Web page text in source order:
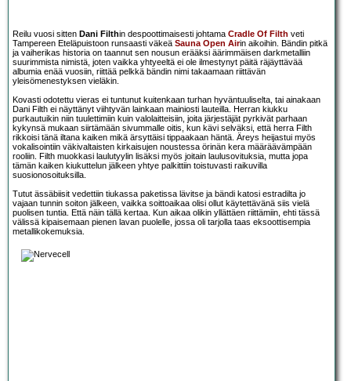
Reilu vuosi sitten Dani Filthin despoottimaisesti johtama Cradle Of Filth veti
Tampereen Eteläpuistoon runsaasti väkeä Sauna Open Airin aikoihin. Bändin pitkä
ja vaiherikas historia on taannut sen nousun erääksi äärimmäisen darkmetalliin
suurimmista nimistä, joten vaikka yhtyeeltä ei ole ilmestynyt päitä räjäyttävää
albumia enää vuosiin, riittää pelkkä bändin nimi takaamaan riittävän
yleisömenestyksen vieläkin.
Kovasti odotettu vieras ei tuntunut kuitenkaan turhan hyväntuuliselta, tai ainakaan
Dani Filth ei näyttänyt viihtyvän lainkaan mainiosti lauteilla. Herran kiukku
purkautuikin niin tuulettimiin kuin valolaitteisiin, joita järjestäjät pyrkivät parhaan
kykynsä mukaan siirtämään sivummalle oitis, kun kävi selväksi, että herra Filth
rikkoisi tänä iltana kaiken mikä ärsyttäisi tippaakaan häntä. Äreys heijastui myös
vokalisointiin väkivaltaisten kirkaisujen noustessa örinän kera määräävämpään
rooliin. Filth muokkasi laulutyylin lisäksi myös joitain laulusovituksia, mutta jopa
tämän kaiken kiukuttelun jälkeen yhtye palkittiin toistuvasti raikuvilla
suosionosoituksilla.
Tutut ässäbiisit vedettiin tiukassa paketissa lävitse ja bändi katosi estradilta jo
vajaan tunnin soiton jälkeen, vaikka soittoaikaa olisi ollut käytettävänä siis vielä
puolisen tuntia. Että näin tällä kertaa. Kun aikaa olikin yllättäen riittämiin, ehti tässä
välissä kipaisemaan pienen lavan puolelle, jossa oli tarjolla taas eksoottisempia
metallikokemuksia.